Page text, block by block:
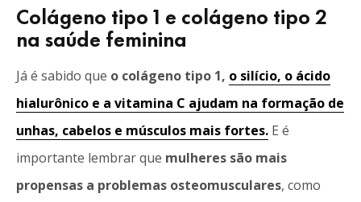
Colágeno tipo 1 e colágeno tipo 2
na saúde feminina
Já é sabido que o colágeno tipo 1, o silício, o ácido
hialurônico e a vitamina C ajudam na formação de
unhas, cabelos e músculos mais fortes. E é
importante lembrar que mulheres são mais
propensas a problemas osteomusculares, como